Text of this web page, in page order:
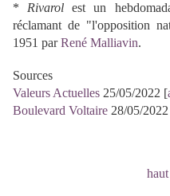
* Rivarol est un
réclamant de "l'opposition
1951 parRené Malliavin.
Sources
Valeurs Actuelles 25/05/2022 [
Boulevard Voltaire 28/05/